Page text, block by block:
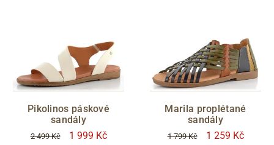
Pikolinos páskové
sandály
2 499 Kč 1 999 Kč
Marila proplétané
sandály
1 799 Kč 1 259 Kč